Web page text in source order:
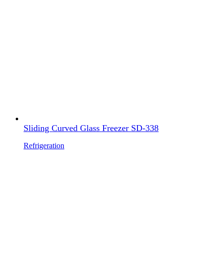
Sliding Curved Glass Freezer SD-338
Refrigeration